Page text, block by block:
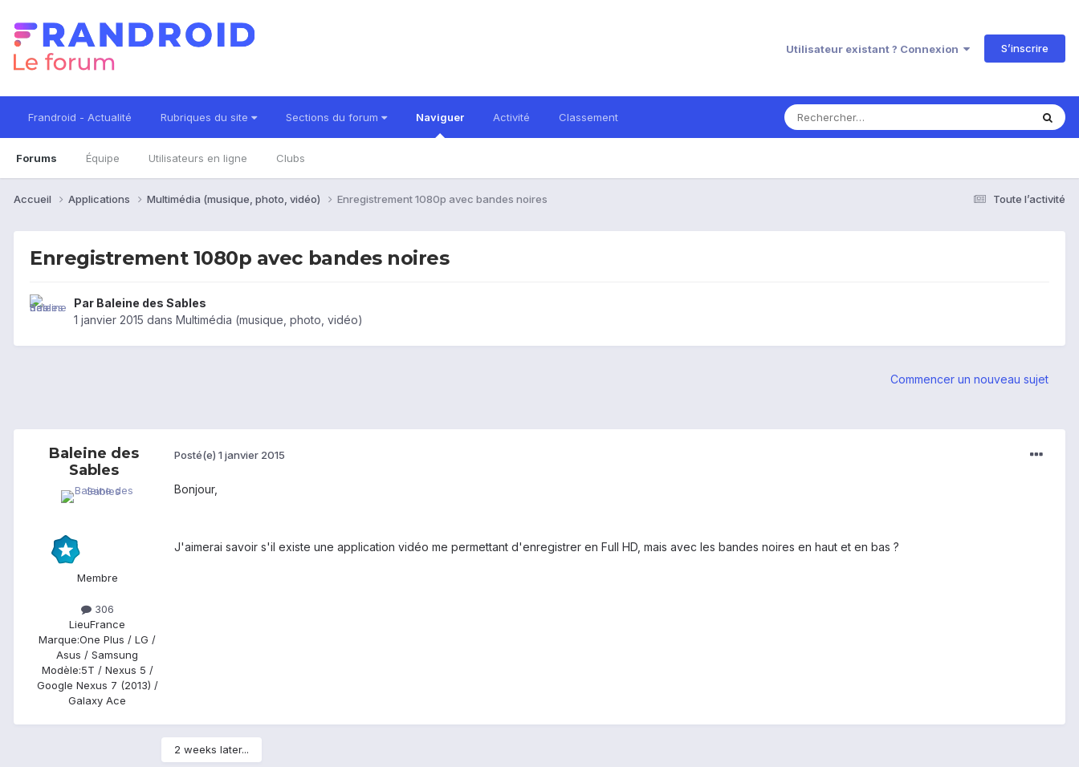
Utilisateur existant ? Connexion S’inscrire
Frandroid - Actualité Rubriques du site Sections du forum Naviguer
Forums Équipe Utilisateurs en ligne Clubs
Activité Classement
Toute l’activité
Accueil Applications Multimédia (musique, photo, vidéo) Enregistrement 1080p avec bandes noires
Enregistrement 1080p avec bandes noires
Par Baleine des Sables
1 janvier 2015 dans Multimédia (musique, photo, vidéo)
Commencer un nouveau sujet
Baleine des
Sables
Membre
306
LieuFrance
Marque:One Plus / LG /
Asus / Samsung
Modèle:5T / Nexus 5 /
Google Nexus 7 (2013) /
Galaxy Ace
Posté(e) 1 janvier 2015
Bonjour,
J'aimerai savoir s'il existe une application vidéo me permettant d'enregistrer en Full HD, mais avec les bandes noires en haut et en bas ?
2 weeks later...